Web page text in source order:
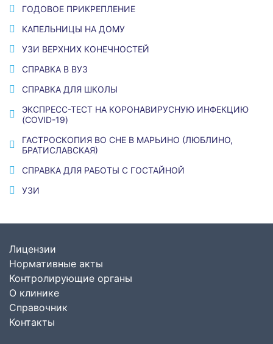
ГОДОВОЕ ПРИКРЕПЛЕНИЕ
КАПЕЛЬНИЦЫ НА ДОМУ
УЗИ ВЕРХНИХ КОНЕЧНОСТЕЙ
СПРАВКА В ВУЗ
СПРАВКА ДЛЯ ШКОЛЫ
ЭКСПРЕСС-ТЕСТ НА КОРОНАВИРУСНУЮ ИНФЕКЦИЮ
(COVID-19)
ГАСТРОСКОПИЯ ВО СНЕ В МАРЬИНО (ЛЮБЛИНО,
БРАТИСЛАВСКАЯ)
СПРАВКА ДЛЯ РАБОТЫ С ГОСТАЙНОЙ
УЗИ
Лицензии
Нормативные акты
Контролирующие органы
О клинике
Справочник
Контакты